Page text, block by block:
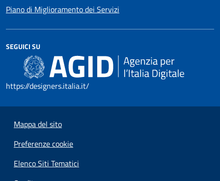
Piano di Miglioramento dei Servizi
SEGUICI SU
https://designers.italia.it/
Mappa del sito
Preferenze cookie
Elenco Siti Tematici